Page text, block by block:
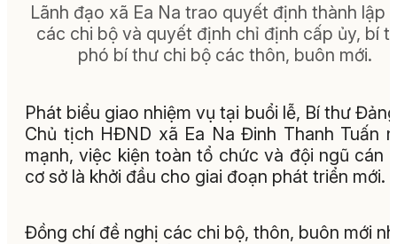
Lãnh đạo xã Ea Na trao quyết định thành lập
các chi bộ và quyết định chỉ định cấp ủy, bí
phó bí thư chi bộ các thôn, buôn mới.
Phát biểu giao nhiệm vụ tại buổi lễ, Bí thư
Chủ tịch HĐND xã Ea Na Đinh Thanh Tuấn
mạnh, việc kiện toàn tổ chức và đội ngũ cán
cơ sở là khởi đầu cho giai đoạn phát triển mới.
Đồng chí đề nghị các chi bộ, thôn, buôn mới